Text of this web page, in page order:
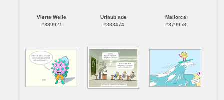
Vierte Welle
#389921
Urlaub ade
#383474
Mallorca
#379958